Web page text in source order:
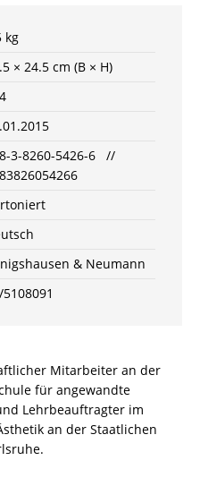
kg
× 24.5 cm (B × H)
3-8260-5426-6 //
& Neumann
Mitarbeiter an der
für angewandte
Lehrbeauftragter im
an der Staatlichen